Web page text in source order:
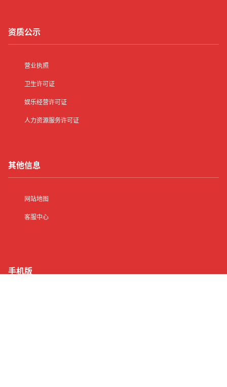
资质公示
营业执照
卫生许可证
娱乐经营许可证
人力资源服务许可证
其他信息
网站地图
客服中心
手机版